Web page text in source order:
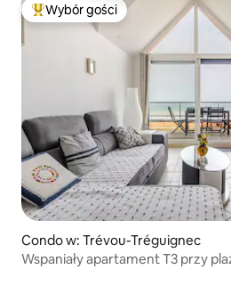
Najpopularniejsze z kategorii
Wybór gości
Condo w: Trévou-Tréguignec
Wspaniały apartament T3 przy